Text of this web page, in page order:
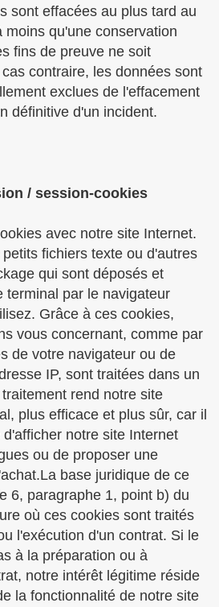
sont effacées au plus tard au
moins qu'une conservation
fins de preuve ne soit
contraire, les données sont
exclues de l'effacement
définitive d'un incident.
/ session-cookies
avec notre site Internet.
fichiers texte ou d'autres
qui sont déposés et
terminal par le navigateur
Grâce à ces cookies,
vous concernant, comme par
de votre navigateur ou de
IP, sont traitées dans un
rend notre site
plus efficace et plus sûr, car il
notre site Internet
ou de proposer une
base juridique de ce
6, paragraphe 1, point b) du
où ces cookies sont traités
l'exécution d'un contrat. Si le
à la préparation ou à
notre intérêt légitime réside
la fonctionnalité de notre site